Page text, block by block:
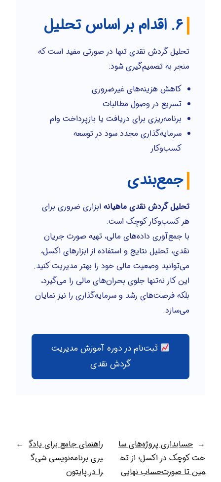
۶. اقدام بر اساس تحلیل
تحلیل گردش نقدی تنها در صورتی مفید است که
منجر به تصمیم‌گیری شود:
کاهش هزینه‌های غیرضروری
تسریع در وصول مطالبات
برنامه‌ریزی برای دریافت یا بازپرداخت وام
سرمایه‌گذاری مجدد سود در توسعه
کسب‌وکار
جمع‌بندی
تحلیل گردش نقدی ماهیانه ابزاری ضروری برای
هر کسب‌وکار کوچک است.
با جمع‌آوری داده‌های مالی، تهیه صورت جریان
نقدی، تحلیل نتایج و استفاده از ابزارهای اکسل،
می‌توانید وضعیت مالی خود را بهتر مدیریت کنید.
این کار نه‌تنها جلوی بحران‌های مالی را می‌گیرد،
بلکه فرصت‌های رشد و سرمایه‌گذاری را نیز نمایان
می‌سازد.
ثبت‌نام در دوره آموزش مدیریت
گردش نقدی
← حسابداری پروژه‌های سا
خت کوچک در اکسل؛ از تخ
مین تا صورت‌حساب نهایی
راهنمای جامع برای یادگ
یری برنامه‌نویسی شی‌گ
را در پایتون
→